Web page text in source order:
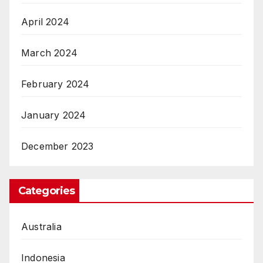
April 2024
March 2024
February 2024
January 2024
December 2023
Categories
Australia
Indonesia